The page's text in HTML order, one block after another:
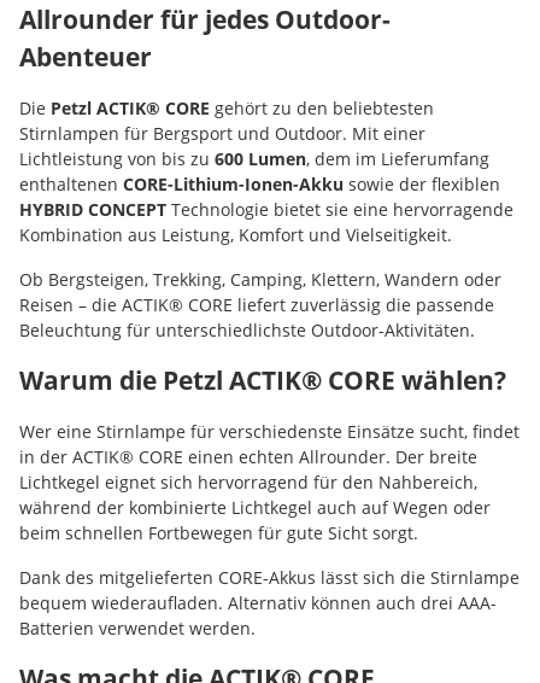
Allrounder für jedes Outdoor-
Abenteuer
Die Petzl ACTIK® CORE gehört zu den beliebtesten
Stirnlampen für Bergsport und Outdoor. Mit einer
Lichtleistung von bis zu 600 Lumen, dem im Lieferumfang
enthaltenen CORE-Lithium-Ionen-Akku sowie der flexiblen
HYBRID CONCEPT Technologie bietet sie eine hervorragende
Kombination aus Leistung, Komfort und Vielseitigkeit.
Ob Bergsteigen, Trekking, Camping, Klettern, Wandern oder
Reisen – die ACTIK® CORE liefert zuverlässig die passende
Beleuchtung für unterschiedlichste Outdoor-Aktivitäten.
Warum die Petzl ACTIK® CORE wählen?
Wer eine Stirnlampe für verschiedenste Einsätze sucht, findet
in der ACTIK® CORE einen echten Allrounder. Der breite
Lichtkegel eignet sich hervorragend für den Nahbereich,
während der kombinierte Lichtkegel auch auf Wegen oder
beim schnellen Fortbewegen für gute Sicht sorgt.
Dank des mitgelieferten CORE-Akkus lässt sich die Stirnlampe
bequem wiederaufladen. Alternativ können auch drei AAA-
Batterien verwendet werden.